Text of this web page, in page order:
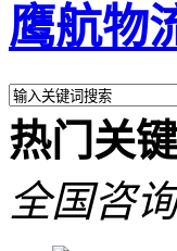
鹰航物
热门关键
全国咨